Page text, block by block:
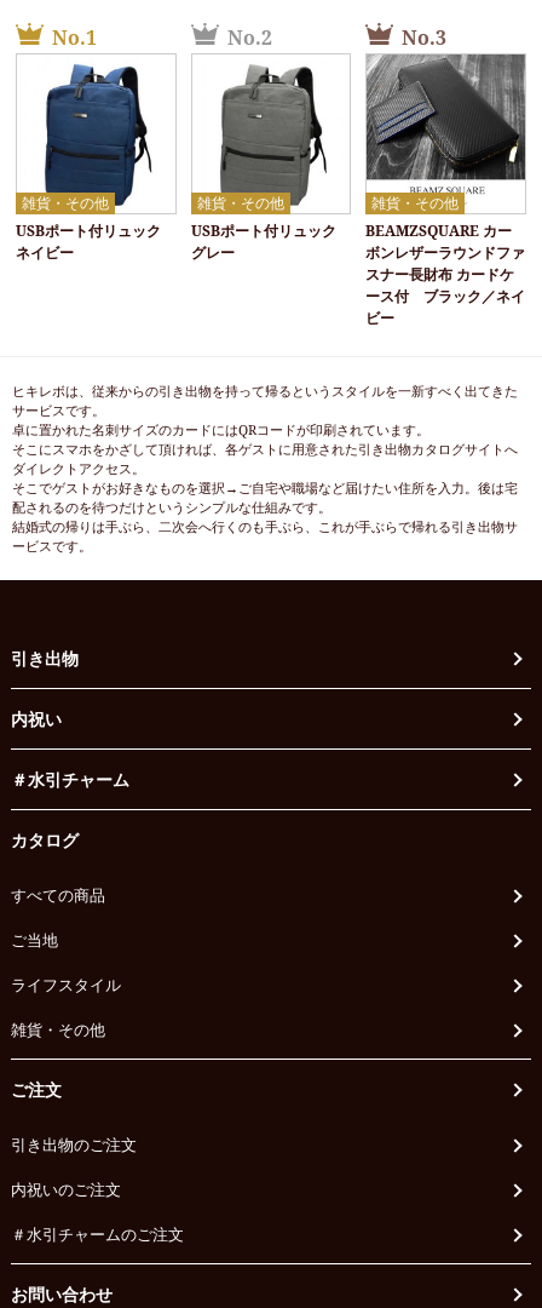
No.1
雑貨・その他
USBポート付リュック
ネイビー
No.2
雑貨・その他
USBポート付リュック
グレー
No.3
雑貨・その他
BEAMZSQUARE カー
ボンレザーラウンドファ
スナー長財布 カードケ
ース付 ブラック／ネイ
ビー
ヒキレボは、従来からの引き出物を持って帰るというスタイルを一新すべく出てきた
サービスです。
卓に置かれた名刺サイズのカードにはQRコードが印刷されています。
そこにスマホをかざして頂ければ、各ゲストに用意された引き出物カタログサイトへ
ダイレクトアクセス。
そこでゲストがお好きなものを選択→ご自宅や職場など届けたい住所を入力。後は宅
配されるのを待つだけというシンプルな仕組みです。
結婚式の帰りは手ぶら、二次会へ行くのも手ぶら、これが手ぶらで帰れる引き出物サ
ービスです。
引き出物
内祝い
＃水引チャーム
カタログ
すべての商品
ご当地
ライフスタイル
雑貨・その他
ご注文
引き出物のご注文
内祝いのご注文
＃水引チャームのご注文
お問い合わせ